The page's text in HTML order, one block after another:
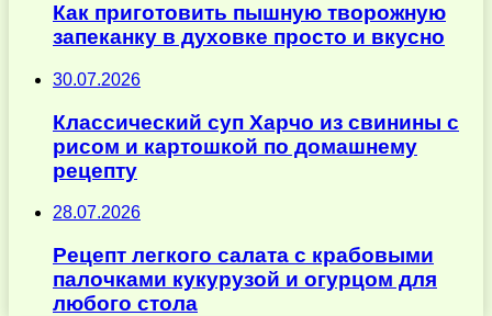
Как приготовить пышную творожную
запеканку в духовке просто и вкусно
30.07.2026
Классический суп Харчо из свинины с
рисом и картошкой по домашнему
рецепту
28.07.2026
Рецепт легкого салата с крабовыми
палочками кукурузой и огурцом для
любого стола